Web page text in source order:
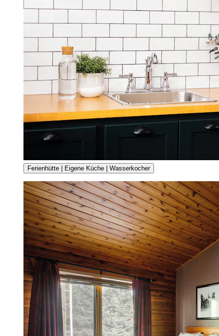
Ferienhütte | Eigene Küche | Wasserkocher